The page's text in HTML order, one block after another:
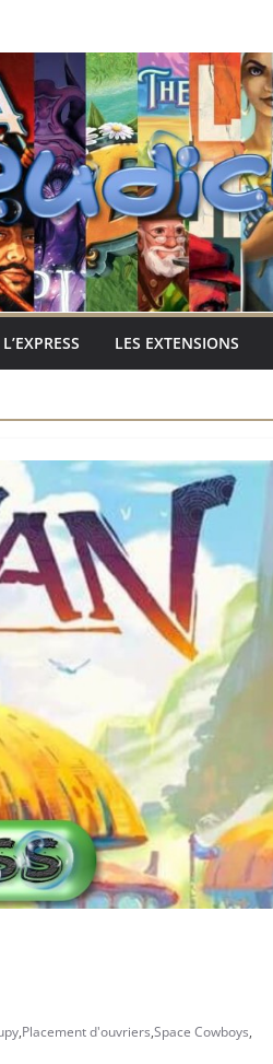
L’EXPRESS LES EXTENSIONS
,Placement d'ouvriers,Space Cowboys,